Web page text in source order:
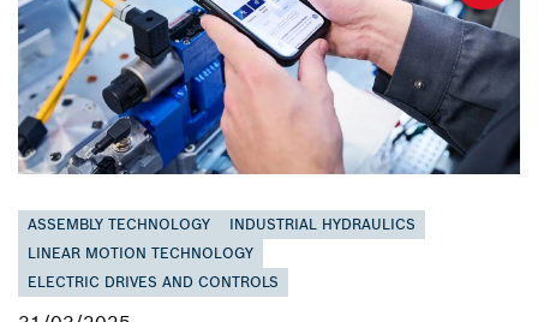
ASSEMBLY TECHNOLOGY
INDUSTRIAL HYDRAULICS
LINEAR MOTION TECHNOLOGY
ELECTRIC DRIVES AND CONTROLS